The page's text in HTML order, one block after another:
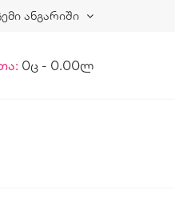
ანგარიში
0ც - 0.00ლ